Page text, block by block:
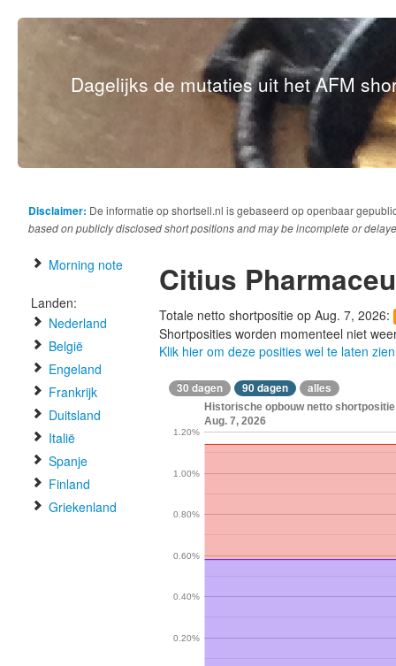
Dagelijks de mutaties uit het AFM
Disclaimer: De informatie op shortsell.nl is gebaseerd op openbaar
based on publicly disclosed short positions and may be incomplete or
Morning note
Landen:
Nederland
België
Engeland
Frankrijk
Duitsland
Italië
Spanje
Finland
Griekenland
Citius
Totale netto shortpositie op Aug. 7, 2026:
Shortposities worden momenteel niet
Klik hier om deze posities wel te laten zien
30 dagen 90 dagen alles
Historische opbouw netto
Aug. 7, 2026
0.20%
0.40%
0.60%
0.80%
1.00%
1.20%